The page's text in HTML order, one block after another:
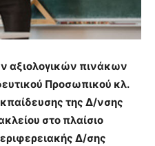
αξιολογικών πινάκων
Προσωπικού κλ.
της Δ/νσης
στο πλαίσιο
Δ/σης